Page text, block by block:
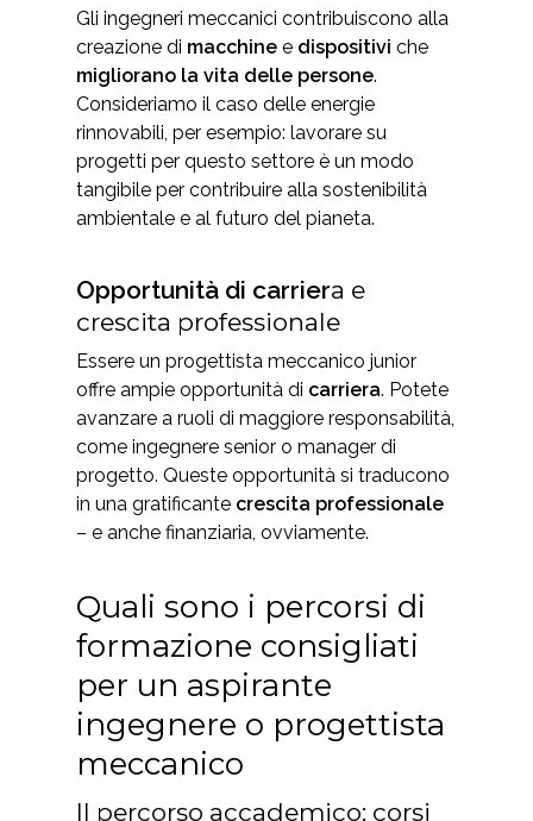
Gli ingegneri meccanici contribuiscono alla
creazione di macchine e dispositiviche
migliorano la vita delle persone.
Consideriamo il caso delle energie
rinnovabili, per esempio: lavorare su
progetti per questo settore è un modo
tangibile per contribuire alla sostenibilità
ambientale e al futuro del pianeta.
Opportunità di carriera e
crescita professionale
Essere un progettista meccanico junior
offre ampie opportunità di carriera. Potete
avanzare a ruoli di maggiore responsabilità,
come ingegnere senior o manager di
progetto. Queste opportunità si traducono
in una gratificante crescita professionale
– e anche finanziaria, ovviamente.
Quali sono i percorsi di
formazione consigliati
per un aspirante
ingegnere o progettista
meccanico
Il percorso accademico: corsi